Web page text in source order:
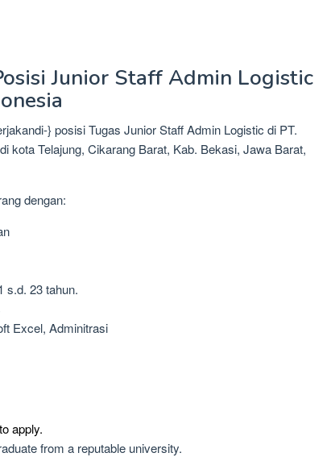
Junior Staff Admin Logistic
} posisi Tugas Junior Staff Admin Logistic di PT.
kota Telajung, Cikarang Barat, Kab. Bekasi, Jawa Barat,
dengan:
s.d. 23 tahun.
Excel, Adminitrasi
apply.
from a reputable university.